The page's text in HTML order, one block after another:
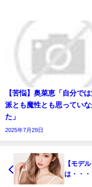
【苦悩】奥菜恵「自分で
派とも魔性とも思っていな
た」
2025年7月29日
【モデ
は・・